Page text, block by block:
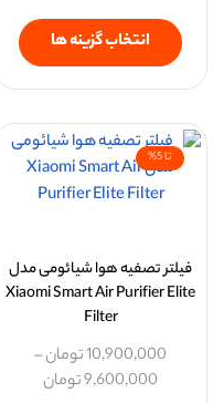
انتخاب گزینه ها
تا 5%
فیلتر تصفیه هوا شیائومی مدل
Xiaomi Smart Air Purifier Elite
Filter
10,900,000تومان–
9,600,000تومان